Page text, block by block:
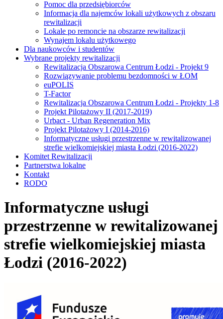
Pomoc dla przedsiębiorców
Informacja dla najemców lokali użytkowych z obszaru
rewitalizacji
Lokale po remoncie na obszarze rewitalizacji
Wynajem lokalu użytkowego
Dla naukowców i studentów
Wybrane projekty rewitalizacji
Rewitalizacja Obszarowa Centrum Łodzi - Projekt 9
Rozwiązywanie problemu bezdomności w ŁOM
euPOLIS
T-Factor
Rewitalizacja Obszarowa Centrum Łodzi - Projekty 1-8
Projekt Pilotażowy II (2017-2019)
Urbact - Urban Regeneration Mix
Projekt Pilotażowy I (2014-2016)
Informatyczne usługi przestrzenne w rewitalizowanej
strefie wielkomiejskiej miasta Łodzi (2016-2022)
Komitet Rewitalizacji
Partnerstwa lokalne
Kontakt
RODO
Informatyczne usługi
przestrzenne w rewitalizowanej
strefie wielkomiejskiej miasta
Łodzi (2016-2022)